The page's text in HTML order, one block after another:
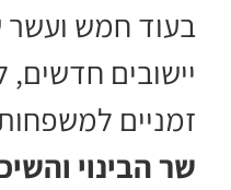
בעוד חמש ועשר
יישובים
זמניים
שר הבינוי